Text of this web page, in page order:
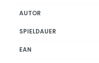
AUTOR
SPIELDAUER
EAN